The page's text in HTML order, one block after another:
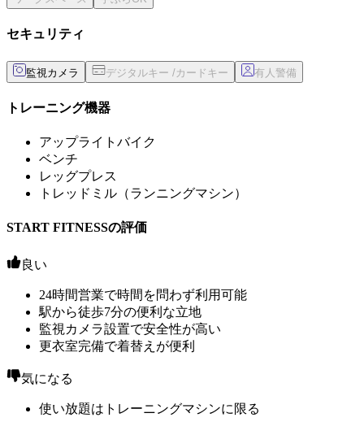
セキュリティ
監視カメラ
トレーニング機器
アップライトバイク
ベンチ
レッグプレス
トレッドミル（ランニングマシン）
START FITNESSの評価
良い
24時間営業で時間を問わず利用可能
駅から徒歩7分の便利な立地
監視カメラ設置で安全性が高い
更衣室完備で着替えが便利
気になる
使い放題はトレーニングマシンに限る